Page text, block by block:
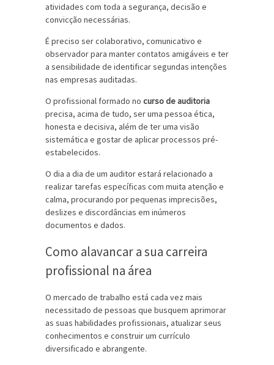
atividades com toda a segurança, decisão e
convicção necessárias.
É preciso ser colaborativo, comunicativo e
observador para manter contatos amigáveis e ter
a sensibilidade de identificar segundas intenções
nas empresas auditadas.
O profissional formado no curso de auditoria
precisa, acima de tudo, ser uma pessoa ética,
honesta e decisiva, além de ter uma visão
sistemática e gostar de aplicar processos pré-
estabelecidos.
O dia a dia de um auditor estará relacionado a
realizar tarefas específicas com muita atenção e
calma, procurando por pequenas imprecisões,
deslizes e discordâncias em inúmeros
documentos e dados.
Como alavancar a sua carreira
profissional na área
O mercado de trabalho está cada vez mais
necessitado de pessoas que busquem aprimorar
as suas habilidades profissionais, atualizar seus
conhecimentos e construir um currículo
diversificado e abrangente.